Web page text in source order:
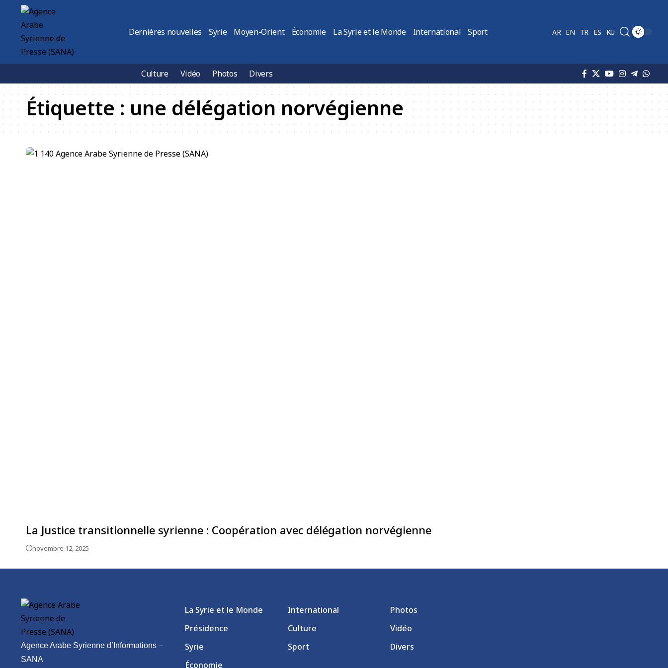
Dernières nouvelles Syrie Moyen-Orient Économie La Syrie et le Monde International Sport AR EN TR ES KU
Culture Vidéo Photos Divers
Étiquette : une délégation norvégienne
La Justice transitionnelle syrienne : Coopération avec délégation norvégienne
novembre 12, 2025
Agence Arabe Syrienne d’Informations –
SANA
La Syrie et le Monde
Présidence
Syrie
Économie
International
Culture
Sport
Photos
Vidéo
Divers